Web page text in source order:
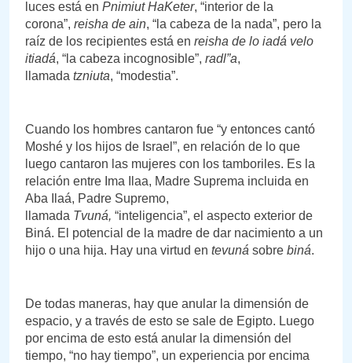
luces está en Pnimiut HaKeter, “interior de la
corona”, reisha de ain, “la cabeza de la nada”, pero la
raíz de los recipientes está en reisha de lo iadá velo
itiadá, “la cabeza incognosible”, radl”a,
llamada tzniuta, “modestia”.
Cuando los hombres cantaron fue “y entonces cantó
Moshé y los hijos de Israel”, en relación de lo que
luego cantaron las mujeres con los tamboriles. Es la
relación entre Ima Ilaa, Madre Suprema incluida en
Aba Ilaá, Padre Supremo,
llamada Tvuná, “inteligencia”, el aspecto exterior de
Biná. El potencial de la madre de dar nacimiento a un
hijo o una hija. Hay una virtud en tevuná sobre biná.
De todas maneras, hay que anular la dimensión de
espacio, y a través de esto se sale de Egipto. Luego
por encima de esto está anular la dimensión del
tiempo, “no hay tiempo”, un experiencia por encima